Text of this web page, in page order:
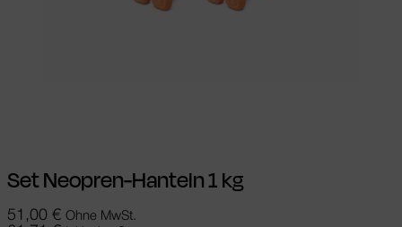
Set Neopren-Hanteln 1 kg
51,00 € Ohne MwSt.